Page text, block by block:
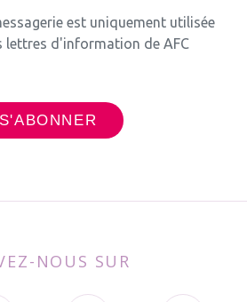
est uniquement utilisée
lettres d'information de AFC
NOUS SUR